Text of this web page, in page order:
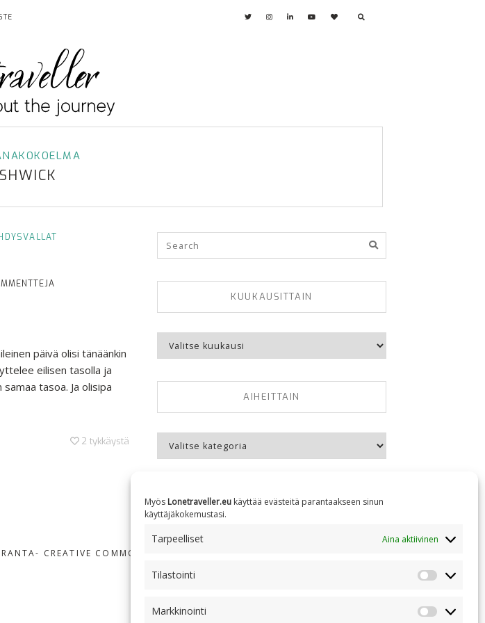
Myös Lonetraveller.eu käyttää evästeitä parantaakseen sinun
käyttäjäkokemustasi.
Tarpeelliset Aina aktiivinen
Tilastointi
Tilastointi
Markkinointi
päivä olisi tänäänkin
eilisen tasolla ja
tasoa. Ja olisipa
2 tykkäystä
KUUKAUSITTAIN
Kuukausittain
AIHEITTAIN
Aiheittain
- CREATIVE COMMONS BY-NC 4.0